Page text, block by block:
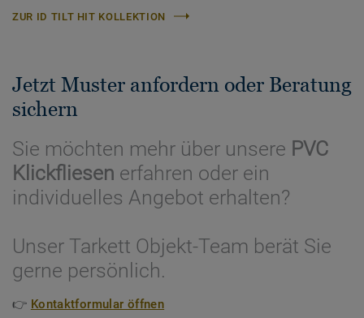
ZUR ID TILT HIT KOLLEKTION
Jetzt Muster anfordern oder Beratung
sichern
Sie möchten mehr über unsere PVC
Klickfliesen erfahren oder ein
individuelles Angebot erhalten?
Unser Tarkett Objekt-Team berät Sie
gerne persönlich.
👉 Kontaktformular öffnen